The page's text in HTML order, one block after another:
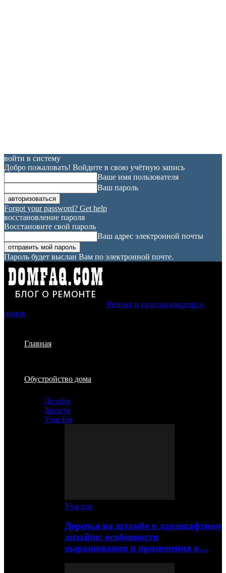
войти в систему
Добро пожаловать! Войдите в свою учётную запись
Ваше имя пользователя
Ваш пароль
Forgot your password? Get help
восстановление пароля
Восстановите свой пароль
Ваш адрес электронной почты
Пароль будет выслан Вам по электронной почте.
Ремонт и отделка квартир и
домов
Главная
Обустройство дома
Дизайн
Защита
Участок
Участок
Деревья на штамбе в ландшафтном
дизайне: особенности
выращивания и применения в…